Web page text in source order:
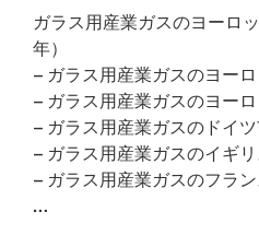
ガラス用産業ガスのヨーロ
年）
– ガラス用産業ガスのヨー
– ガラス用産業ガスのヨー
– ガラス用産業ガスのドイ
– ガラス用産業ガスのイギ
– ガラス用産業ガスのフラ
…